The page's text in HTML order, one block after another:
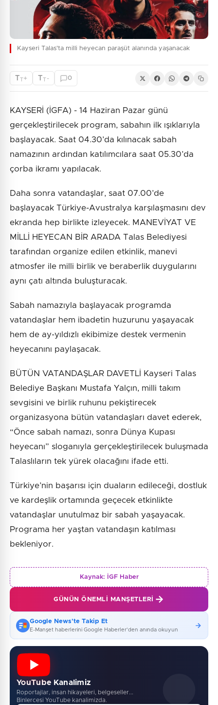
Kayseri Talas'ta milli heyecan paraşüt alanında yaşanacak
TT+ TT - 0
KAYSERİ (İGFA) - 14 Haziran Pazar günü
gerçekleştirilecek program, sabahın ilk ışıklarıyla
başlayacak. Saat 04.30’da kılınacak sabah
namazının ardından katılımcılara saat 05.30’da
çorba ikramı yapılacak.
Daha sonra vatandaşlar, saat 07.00’de
başlayacak Türkiye-Avustralya karşılaşmasını dev
ekranda hep birlikte izleyecek. MANEVİYAT VE
MİLLİ HEYECAN BİR ARADA Talas Belediyesi
tarafından organize edilen etkinlik, manevi
atmosfer ile milli birlik ve beraberlik duygularını
aynı çatı altında buluşturacak.
Sabah namazıyla başlayacak programda
vatandaşlar hem ibadetin huzurunu yaşayacak
hem de ay-yıldızlı ekibimize destek vermenin
heyecanını paylaşacak.
BÜTÜN VATANDAŞLAR DAVETLİ Kayseri Talas
Belediye Başkanı Mustafa Yalçın, milli takım
sevgisini ve birlik ruhunu pekiştirecek
organizasyona bütün vatandaşları davet ederek,
“Önce sabah namazı, sonra Dünya Kupası
heyecanı” sloganıyla gerçekleştirilecek buluşmada
Talaslıların tek yürek olacağını ifade etti.
Türkiye’nin başarısı için duaların edileceği, dostluk
ve kardeşlik ortamında geçecek etkinlikte
vatandaşlar unutulmaz bir sabah yaşayacak.
Programa her yaştan vatandaşın katılması
bekleniyor.
Kaynak: İGF Haber
GÜNÜN ÖNEMLI MANŞETLERI
Google News'te Takip Et
E-Manşet haberlerini Google Haberler'den anında okuyun
YouTube Kanalimiz
Roportajlar, insan hikayeleri, belgeseller...
Binlercesi YouTube kanalimizda.